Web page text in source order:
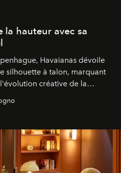
la hauteur avec sa
Havaianas dévoile
silhouette à talon, marquant
créative de la